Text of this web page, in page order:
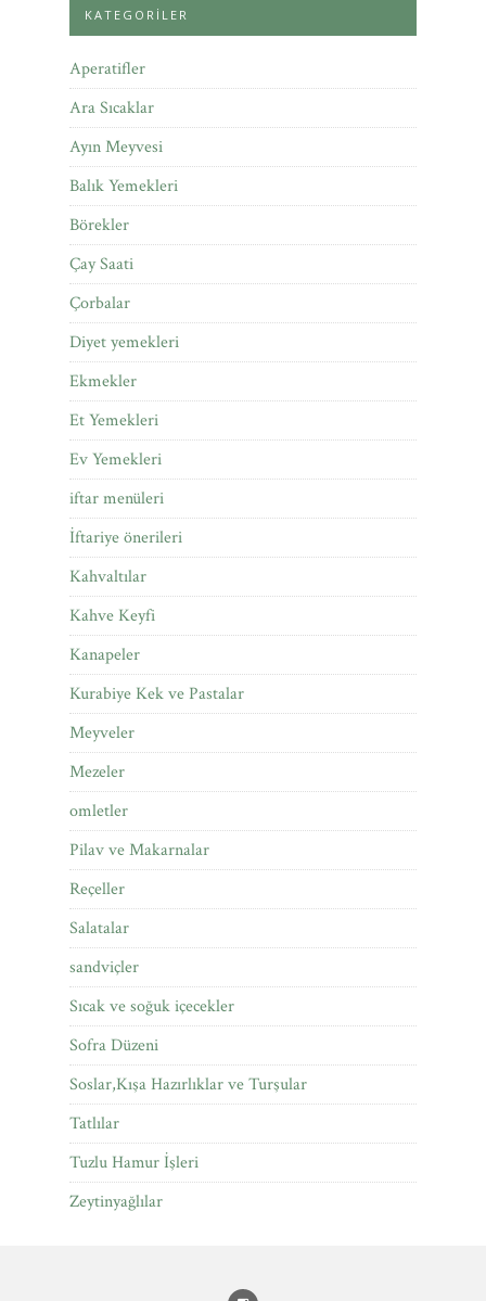
KATEGORILER
Aperatifler
Ara Sıcaklar
Ayın Meyvesi
Balık Yemekleri
Börekler
Çay Saati
Çorbalar
Diyet yemekleri
Ekmekler
Et Yemekleri
Ev Yemekleri
iftar menüleri
İftariye önerileri
Kahvaltılar
Kahve Keyfi
Kanapeler
Kurabiye Kek ve Pastalar
Meyveler
Mezeler
omletler
Pilav ve Makarnalar
Reçeller
Salatalar
sandviçler
Sıcak ve soğuk içecekler
Sofra Düzeni
Soslar,Kışa Hazırlıklar ve Turşular
Tatlılar
Tuzlu Hamur İşleri
Zeytinyağlılar